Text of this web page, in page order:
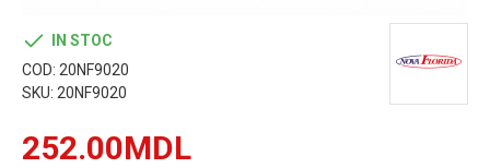
252.00MDL
IN STOC
COD: 20NF9020
SKU: 20NF9020